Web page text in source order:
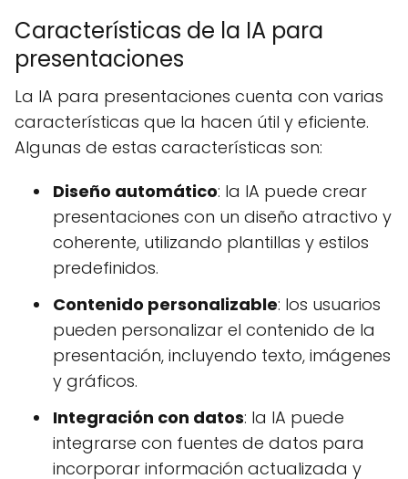
Características de la IA para
presentaciones
La IA para presentaciones cuenta con varias
características que la hacen útil y eficiente.
Algunas de estas características son:
Diseño automático: la IA puede crear
presentaciones con un diseño atractivo y
coherente, utilizando plantillas y estilos
predefinidos.
Contenido personalizable: los usuarios
pueden personalizar el contenido de la
presentación, incluyendo texto, imágenes
y gráficos.
Integración con datos: la IA puede
integrarse con fuentes de datos para
incorporar información actualizada y